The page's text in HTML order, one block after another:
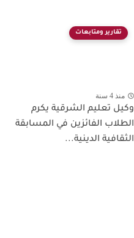
تقارير ومتابعات
منذ 4 سنة
وكيل تعليم الشرقية يكرم
الطلاب الفائزين في المسابقة
الثقافية الدينية...